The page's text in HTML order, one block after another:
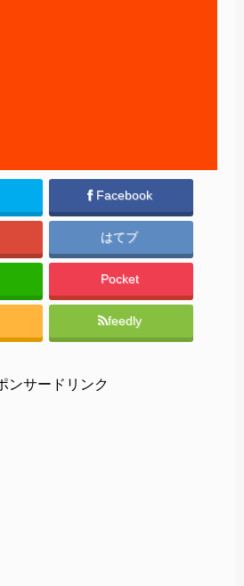
Facebook
はてブ
Pocket
feedly
ンサードリンク